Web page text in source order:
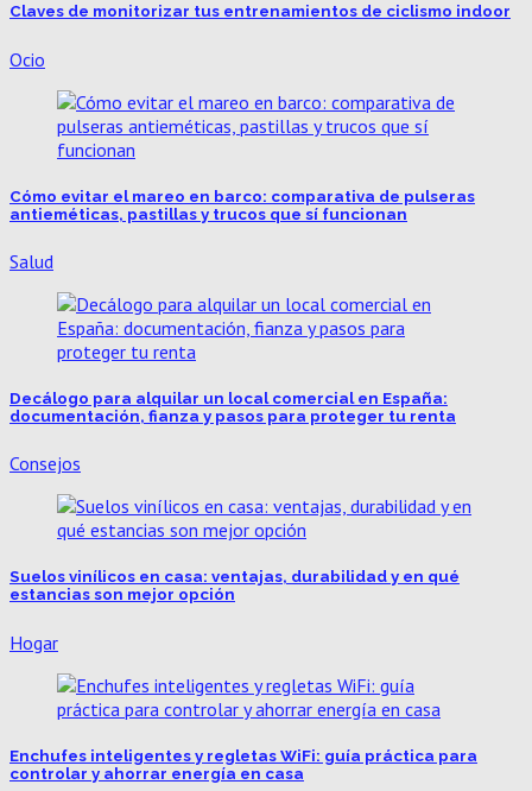
Claves de monitorizar tus entrenamientos de ciclismo indoor
Ocio
Cómo evitar el mareo en barco: comparativa de pulseras
antieméticas, pastillas y trucos que sí funcionan
Salud
Decálogo para alquilar un local comercial en España:
documentación, fianza y pasos para proteger tu renta
Consejos
Suelos vinílicos en casa: ventajas, durabilidad y en qué
estancias son mejor opción
Hogar
Enchufes inteligentes y regletas WiFi: guía práctica para
controlar y ahorrar energía en casa